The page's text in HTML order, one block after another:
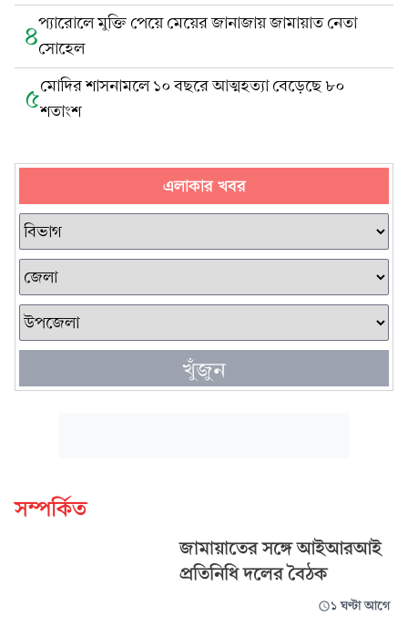
৪প্যারোলে মুক্তি পেয়ে মেয়ের জানাজায় জামায়াত নেতা
সোহেল
৫মোদির শাসনামলে ১০ বছরে আত্মহত্যা বেড়েছে ৮০
শতাংশ
এলাকার খবর
খুঁজুন
সম্পর্কিত
জামায়াতের সঙ্গে আইআরআই
প্রতিনিধি দলের বৈঠক
১ ঘণ্টা আগে